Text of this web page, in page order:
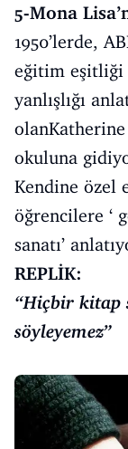
5-Mona
1950’lerde,
eğitim eşitliği
yanlışlığı
okuluna
Kendine özel
öğrencilere ‘
sanatı’
REPLİK:
“Hiçbir kitap
söyleyemez”